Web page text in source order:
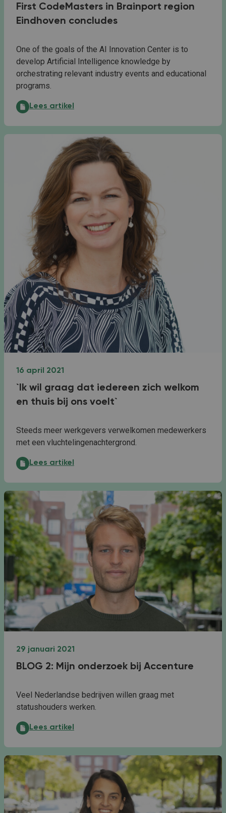
First CodeMasters in Brainport region
Eindhoven concludes
One of the goals of the AI Innovation Center is to
develop Artificial Intelligence knowledge by
orchestrating relevant industry events and educational
programs.
First CodeMasters in Brainport region Eindhoven
Lees artikel
16 april 2021
`Ik wil graag dat iedereen zich welkom
en thuis bij ons voelt`
Steeds meer werkgevers verwelkomen medewerkers
met een vluchtelingenachtergrond.
`Ik wil graag dat iedereen zich welkom en thuis bij
Lees artikel
29 januari 2021
BLOG 2: Mijn onderzoek bij Accenture
Veel Nederlandse bedrijven willen graag met
statushouders werken.
BLOG 2: Mijn onderzoek bij Accenture:
Lees artikel